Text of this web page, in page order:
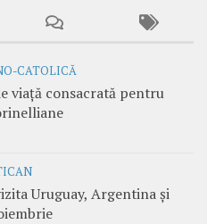
CATOLICĂ
viață consacrată pentru
Uruguay, Argentina și